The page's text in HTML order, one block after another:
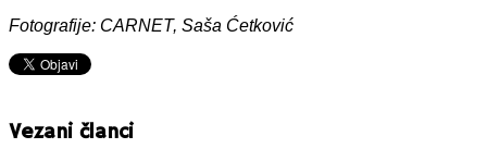
Fotografije: CARNET, Saša Ćetković
Vezani članci